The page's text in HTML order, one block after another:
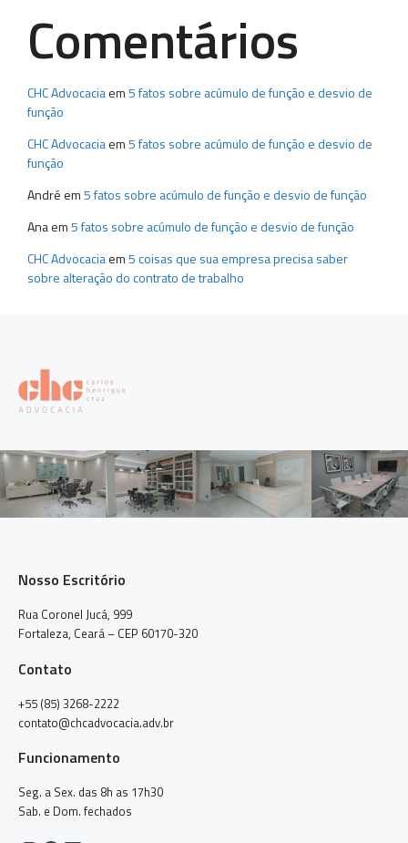
Comentários
CHC Advocaciaem5 fatos sobre acúmulo de função e desvio de
função
CHC Advocaciaem5 fatos sobre acúmulo de função e desvio de
função
André em5 fatos sobre acúmulo de função e desvio de função
Anaem5 fatos sobre acúmulo de função e desvio de função
CHC Advocaciaem5 coisas que sua empresa precisa saber
sobre alteração do contrato de trabalho
Nosso Escritório
Rua Coronel Jucá, 999
Fortaleza, Ceará – CEP 60170-320
Contato
+55 (85) 3268-2222
contato@chcadvocacia.adv.br
Funcionamento
Seg. a Sex. das 8h as 17h30
Sab. e Dom. fechados